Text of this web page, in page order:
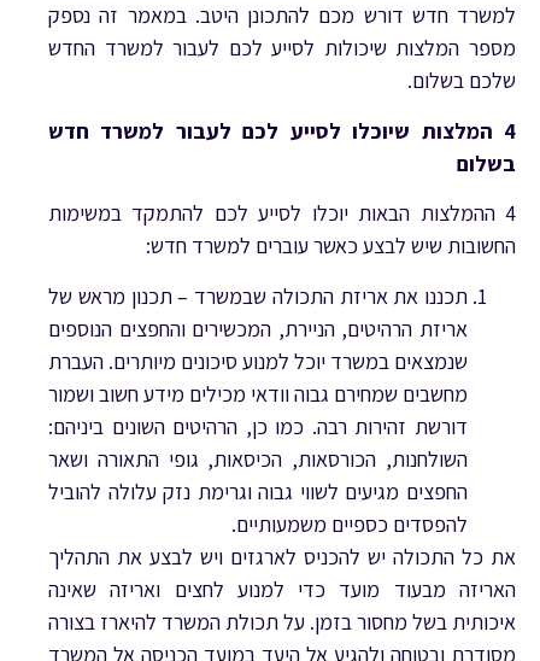
למשרד חדש דורש מכם להתכונן היטב. במאמר זה נספק
מספר המלצות שיכולות לסייע לכם לעבור למשרד החדש
שלכם בשלום.
4 המלצות שיוכלו לסייע לכם לעבור למשרד חדש
בשלום
4 ההמלצות הבאות יוכלו לסייע לכם להתמקד במשימות
החשובות שיש לבצע כאשר עוברים למשרד חדש:
תכננו את אריזת התכולה שבמשרד – תכנון מראש של
אריזת הרהיטים, הניירת, המכשירים והחפצים הנוספים
שנמצאים במשרד יוכל למנוע סיכונים מיותרים. העברת
מחשבים שמחירם גבוה וודאי מכילים מידע חשוב ושמור
דורשת זהירות רבה. כמו כן, הרהיטים השונים ביניהם:
השולחנות, הכורסאות, הכיסאות, גופי התאורה ושאר
החפצים מגיעים לשווי גבוה וגרימת נזק עלולה להוביל
להפסדים כספיים משמעותיים.
את כל התכולה יש להכניס לארגזים ויש לבצע את התהליך
האריזה מבעוד מועד כדי למנוע לחצים ואריזה שאינה
איכותית בשל מחסור בזמן. על תכולת המשרד להיארז בצורה
מסודרת ובטוחה ולהגיע אל היעד במועד הכניסה אל המשרד